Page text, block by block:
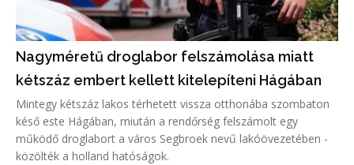
Nagyméretű droglabor felszámolása miatt
kétszáz embert kellett kitelepíteni Hágában
Mintegy kétszáz lakos térhetett vissza otthonába szombaton
késő este Hágában, miután a rendőrség felszámolt egy
működő droglabort a város Segbroek nevű lakóövezetében -
közölték a holland hatóságok.